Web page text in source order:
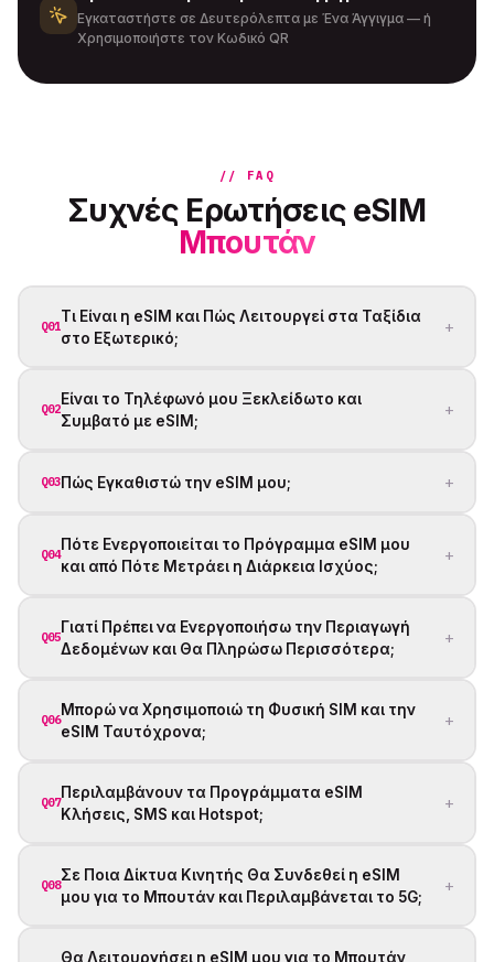
Εγκαταστήστε σε Δευτερόλεπτα με Ένα Άγγιγμα — ή
Χρησιμοποιήστε τον Κωδικό QR
// FAQ
Συχνές Ερωτήσεις eSIM
Μπουτάν
Q01
Τι Είναι η eSIM και Πώς Λειτουργεί στα Ταξίδια
στο Εξωτερικό;
+
Q02
Είναι το Τηλέφωνό μου Ξεκλείδωτο και
Συμβατό με eSIM;
+
Q03Πώς Εγκαθιστώ την eSIM μου; +
Q04
Πότε Ενεργοποιείται το Πρόγραμμα eSIM μου
και από Πότε Μετράει η Διάρκεια Ισχύος;
+
Q05
Γιατί Πρέπει να Ενεργοποιήσω την Περιαγωγή
Δεδομένων και Θα Πληρώσω Περισσότερα;
+
Q06
Μπορώ να Χρησιμοποιώ τη Φυσική SIM και την
eSIM Ταυτόχρονα;
+
Q07
Περιλαμβάνουν τα Προγράμματα eSIM
Κλήσεις, SMS και Hotspot;
+
Q08
Σε Ποια Δίκτυα Κινητής Θα Συνδεθεί η eSIM
μου για το Μπουτάν και Περιλαμβάνεται το 5G;
+
Θα Λειτουργήσει η eSIM μου για το Μπουτάν